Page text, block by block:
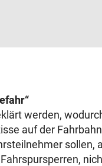
werden,
auf der
sollen,